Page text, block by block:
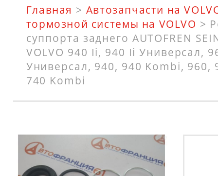
Главная > Автозапчасти на
тормозной системы на VOLVO >
суппорта заднего AUTOFREN
VOLVO 940 Ii, 940 Ii Универсал,
Универсал, 940, 940 Kombi, 960,
740 Kombi